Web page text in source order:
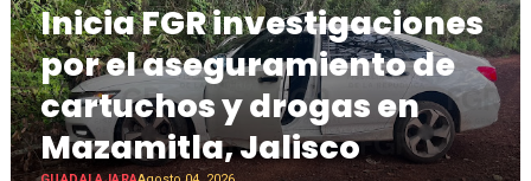
Inicia FGR investigaciones
por el aseguramiento de
cartuchos y drogas en
Mazamitla, Jalisco